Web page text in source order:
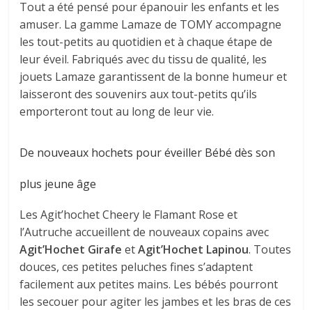
Tout a été pensé pour épanouir les enfants et les
amuser. La gamme Lamaze de TOMY accompagne
les tout-petits au quotidien et à chaque étape de
leur éveil. Fabriqués avec du tissu de qualité, les
jouets Lamaze garantissent de la bonne humeur et
laisseront des souvenirs aux tout-petits qu’ils
emporteront tout au long de leur vie.
De nouveaux hochets pour éveiller Bébé dès son
plus jeune âge
Les Agit’hochet Cheery le Flamant Rose et
l’Autruche accueillent de nouveaux copains avec
Agit’Hochet Girafe etAgit’Hochet Lapinou. Toutes
douces, ces petites peluches fines s’adaptent
facilement aux petites mains. Les bébés pourront
les secouer pour agiter les jambes et les bras de ces